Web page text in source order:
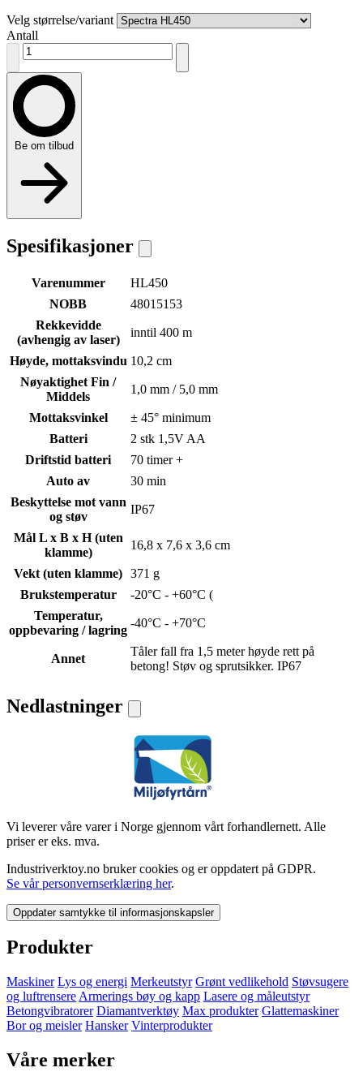
Velg størrelse/variant
Antall
Be om tilbud
Spesifikasjoner
Varenummer
HL450
NOBB
48015153
Rekkevidde
(avhengig av laser)
inntil 400 m
Høyde, mottaksvindu 10,2 cm
Nøyaktighet Fin /
Middels
1,0 mm / 5,0 mm
Mottaksvinkel
± 45° minimum
Batteri
2 stk 1,5V AA
Driftstid batteri
70 timer +
Auto av
30 min
Beskyttelse mot vann
og støv
IP67
Mål L x B x H (uten
klamme)
16,8 x 7,6 x 3,6 cm
Vekt (uten klamme) 371 g
Brukstemperatur
-20°C - +60°C (
Temperatur,
oppbevaring / lagring
-40°C - +70°C
Annet
Tåler fall fra 1,5 meter høyde rett på
betong! Støv og sprutsikker. IP67
Nedlastninger
Vi leverer våre varer i Norge gjennom vårt forhandlernett. Alle
priser er eks. mva.
Industriverktoy.no bruker cookies og er oppdatert på GDPR.
Se vår personvernserklæring her.
Oppdater samtykke til informasjonskapsler
Produkter
Maskiner Lys og energi Merkeutstyr Grønt vedlikehold Støvsugere
og luftrensere Armerings bøy og kapp Lasere og måleutstyr
Betongvibratorer Diamantverktøy Max produkter Glattemaskiner
Bor og meisler Hansker Vinterprodukter
Våre merker